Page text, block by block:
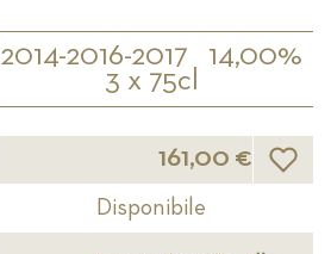
2014-2016-2017
14,00%
3 x 75cl
161,00 € Lista
Disponibile